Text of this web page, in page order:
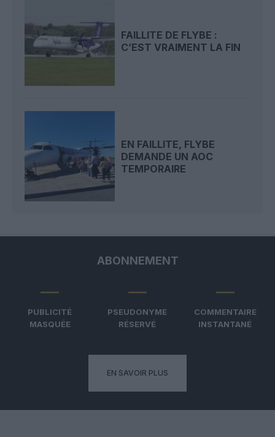
FAILLITE DE FLYBE :
C’EST VRAIMENT LA FIN
EN FAILLITE, FLYBE
DEMANDE UN AOC
TEMPORAIRE
ABONNEMENT
PUBLICITÉ
MASQUÉE
PSEUDONYME
RÉSERVÉ
COMMENTAIRE
INSTANTANÉ
EN SAVOIR PLUS